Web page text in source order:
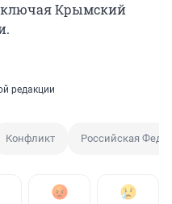
Крымский
редакции
Конфликт Российская